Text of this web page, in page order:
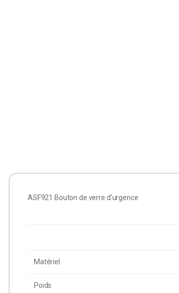
ASF921 Bouton de verre d’urgence
Matériel
Poids